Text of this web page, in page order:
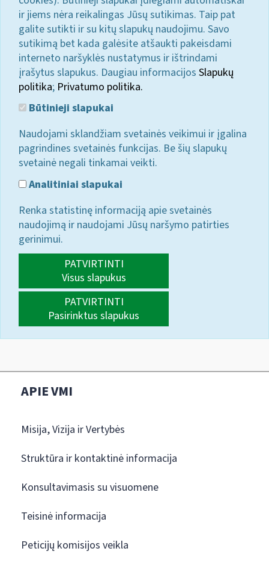
ir jiems nėra reikalingas Jūsų sutikimas. Taip pat
galite sutikti ir su kitų slapukų naudojimu. Savo
sutikimą bet kada galėsite atšaukti pakeisdami
interneto naršyklės nustatymus ir ištrindami
įrašytus slapukus. Daugiau informacijos Slapukų
politika; Privatumo politika.
Būtinieji slapukai
Naudojami sklandžiam svetainės veikimui ir įgalina
pagrindines svetainės funkcijas. Be šių slapukų
svetainė negali tinkamai veikti.
Analitiniai slapukai
Renka statistinę informaciją apie svetainės
naudojimą ir naudojami Jūsų naršymo patirties
gerinimui.
PATVIRTINTI
Visus slapukus
PATVIRTINTI
Pasirinktus slapukus
APIE VMI
Misija, Vizija ir Vertybės
Struktūra ir kontaktinė informacija
Konsultavimasis su visuomene
Teisinė informacija
Peticijų komisijos veikla